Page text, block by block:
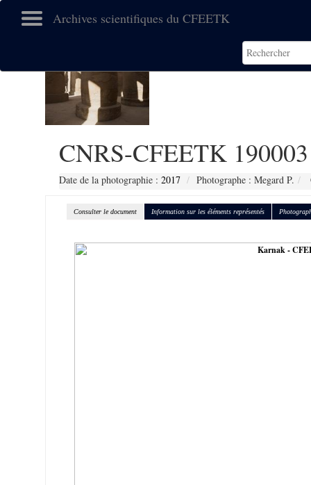
Archives scientifiques du CFEETK
CNRS-CFEETK 190003
Date de la photographie : 2017 Photographe : Megard P.
Consulter le document Information sur les éléments représentés